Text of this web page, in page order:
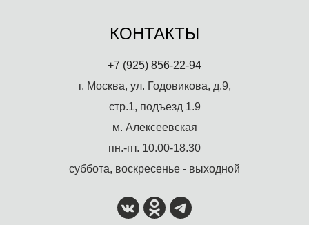
КОНТАКТЫ
+7 (925) 856-22-94
г. Москва, ул. Годовикова, д.9,
стр.1, подъезд 1.9
м. Алексеевская
пн.-пт. 10.00-18.30
суббота, воскресенье - выходной